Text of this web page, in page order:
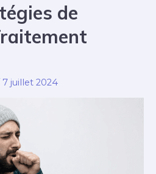
de
7 juillet 2024